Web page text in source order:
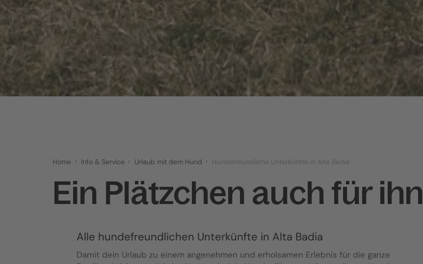
Home Info & Service Urlaub mit dem Hund Hundefreundliche Unterkünfte in Alta Badia
Ein Plätzchen auch für ihn
Alle hundefreundlichen Unterkünfte in Alta Badia
Damit dein Urlaub zu einem angenehmen und erholsamen Erlebnis für die ganze